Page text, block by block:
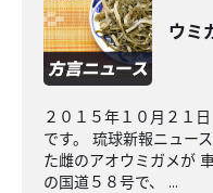
ウミ
２０１５年１０月２１
です。 琉球新報ニュー
た雌のアオウミガメが
の国道５８号で、 ...